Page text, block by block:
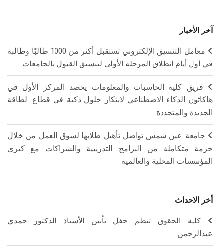
آخر الأخبار
معامل التنسيق الإلكتروني تستقبل أكثر من 1000 طالبًا وطالبة
في أول أيام انطلاق المرحلة الأولى لتنسيق القبول بالجامعات
فريق كلية الحاسبات والمعلومات يحصد المركز الأول في
هاكاثون الذكاء الاصطناعي لابتكار حلول ذكية في قطاع الطاقة
الجديدة والمتجددة
جامعة عين شمس تواصل تأهيل طلابها لسوق العمل من خلال
حزمة متكاملة من البرامج التدريبية والشراكات مع كبرى
المؤسسات المحلية والعالمية
أخر الاحداث
كلية الحقوق تنظم حفل تأبين الأستاذ الدكتور حمدي
عبدالرحمن